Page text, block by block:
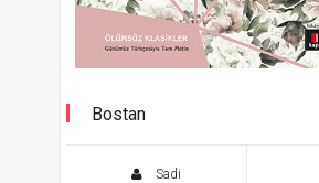
Bostan
Sadi